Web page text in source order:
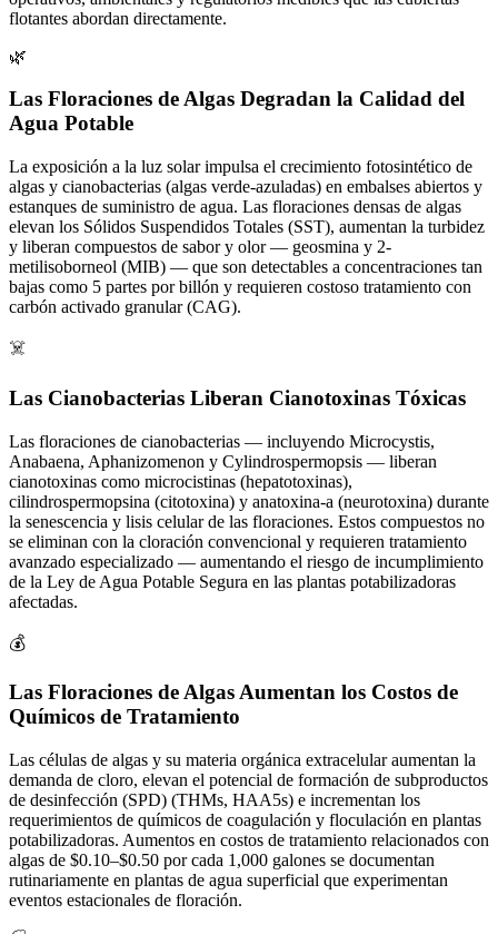
flotantes abordan directamente.
🌿
Las Floraciones de Algas Degradan la Calidad del
Agua Potable
La exposición a la luz solar impulsa el crecimiento fotosintético de
algas y cianobacterias (algas verde-azuladas) en embalses abiertos y
estanques de suministro de agua. Las floraciones densas de algas
elevan los Sólidos Suspendidos Totales (SST), aumentan la turbidez
y liberan compuestos de sabor y olor — geosmina y 2-
metilisoborneol (MIB) — que son detectables a concentraciones tan
bajas como 5 partes por billón y requieren costoso tratamiento con
carbón activado granular (CAG).
☠️
Las Cianobacterias Liberan Cianotoxinas Tóxicas
Las floraciones de cianobacterias — incluyendo Microcystis,
Anabaena, Aphanizomenon y Cylindrospermopsis — liberan
cianotoxinas como microcistinas (hepatotoxinas),
cilindrospermopsina (citotoxina) y anatoxina-a (neurotoxina) durante
la senescencia y lisis celular de las floraciones. Estos compuestos no
se eliminan con la cloración convencional y requieren tratamiento
avanzado especializado — aumentando el riesgo de incumplimiento
de la Ley de Agua Potable Segura en las plantas potabilizadoras
afectadas.
💰
Las Floraciones de Algas Aumentan los Costos de
Químicos de Tratamiento
Las células de algas y su materia orgánica extracelular aumentan la
demanda de cloro, elevan el potencial de formación de subproductos
de desinfección (SPD) (THMs, HAA5s) e incrementan los
requerimientos de químicos de coagulación y floculación en plantas
potabilizadoras. Aumentos en costos de tratamiento relacionados con
algas de $0.10–$0.50 por cada 1,000 galones se documentan
rutinariamente en plantas de agua superficial que experimentan
eventos estacionales de floración.